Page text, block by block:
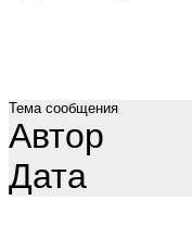
Тема сообщения
Автор
Дата